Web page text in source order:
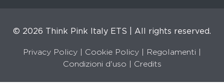
© 2026 Think Pink Italy ETS | All rights reserved.
Privacy Policy Cookie Policy Regolamenti
Condizioni d'uso |
Credits